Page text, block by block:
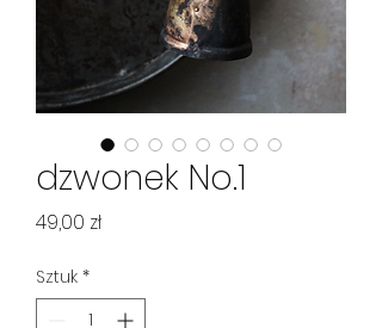
dzwonek No.1
49,00 złCena
Sztuk *